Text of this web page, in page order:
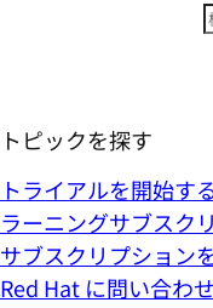
トピックを探す
トライアルを開始す
ラーニングサブスク
サブスクリプション
Red Hat に問い合わ